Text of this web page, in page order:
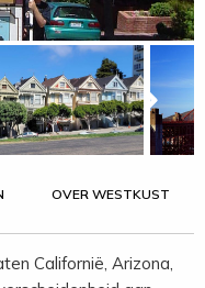
OVER WESTKUST
Californië, Arizona,